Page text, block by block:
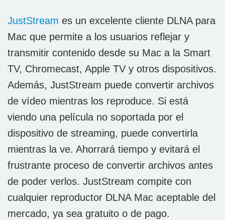
JustStream es un excelente cliente DLNA para
Mac que permite a los usuarios reflejar y
transmitir contenido desde su Mac a la Smart
TV, Chromecast, Apple TV y otros dispositivos.
Además, JustStream puede convertir archivos
de vídeo mientras los reproduce. Si está
viendo una película no soportada por el
dispositivo de streaming, puede convertirla
mientras la ve. Ahorrará tiempo y evitará el
frustrante proceso de convertir archivos antes
de poder verlos. JustStream compite con
cualquier reproductor DLNA Mac aceptable del
mercado, ya sea gratuito o de pago.